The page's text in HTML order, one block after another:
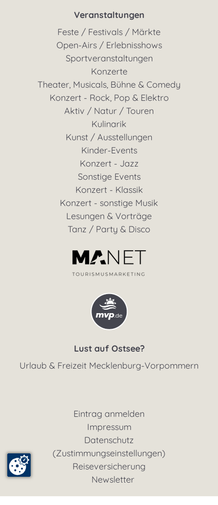
Veranstaltungen
Feste / Festivals / Märkte
Open-Airs / Erlebnisshows
Sportveranstaltungen
Konzerte
Theater, Musicals, Bühne & Comedy
Konzert - Rock, Pop & Elektro
Aktiv / Natur / Touren
Kulinarik
Kunst / Ausstellungen
Kinder-Events
Konzert - Jazz
Sonstige Events
Konzert - Klassik
Konzert - sonstige Musik
Lesungen & Vorträge
Tanz / Party & Disco
Lust auf Ostsee?
Urlaub & Freizeit Mecklenburg-Vorpommern
Eintrag anmelden
Impressum
Datenschutz
(Zustimmungseinstellungen)
Reiseversicherung
Newsletter